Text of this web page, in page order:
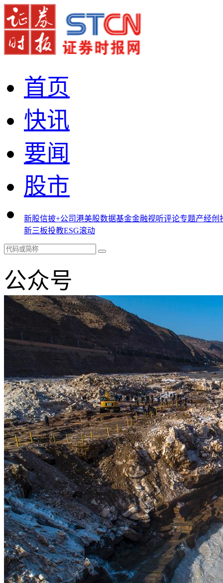
首页
快讯
要闻
股市
新股信披+公司港美股数据基金金融视听评论专题产经创
新三板投教ESG滚动
公众号